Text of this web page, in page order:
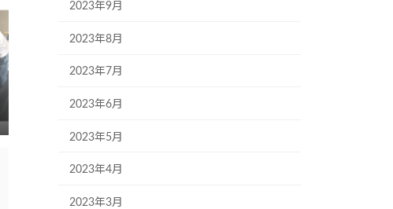
2023年9月
2023年8月
2023年7月
2023年6月
2023年5月
2023年4月
2023年3月